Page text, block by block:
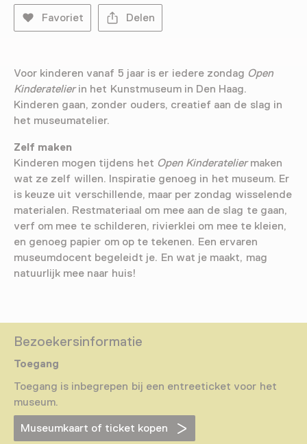
Favoriet Delen
Voor kinderen vanaf 5 jaar is er iedere zondag Open
Kinderatelierin het Kunstmuseum in Den Haag.
Kinderen gaan, zonder ouders, creatief aan de slag in
het museumatelier.
Zelf maken
Kinderen mogen tijdens het Open Kinderateliermaken
wat ze zelf willen. Inspiratie genoeg in het museum. Er
is keuze uit verschillende, maar per zondag wisselende
materialen. Restmateriaal om mee aan de slag te gaan,
verf om mee te schilderen, rivierklei om mee te kleien,
en genoeg papier om op te tekenen. Een ervaren
museumdocent begeleidt je. En wat je maakt, mag
natuurlijk mee naar huis!
Bezoekersinformatie
Toegang
Toegang is inbegrepen bij een entreeticket voor het
museum.
Museumkaart of ticket kopen